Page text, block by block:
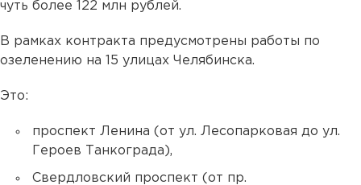
чуть более 122 млн рублей.
В рамках контракта предусмотрены работы по
озеленению на 15 улицах Челябинска.
Это:
проспект Ленина (от ул. Лесопарковая до ул.
Героев Танкограда),
Свердловский проспект (от пр.